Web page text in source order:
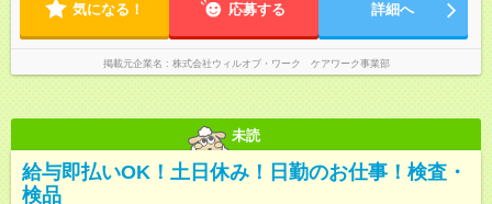
気になる！ 応募する 詳細へ
掲載元企業名 株式会社ウィルオブ・ワーク ケアワーク事業部
未読
給与即払いOK！土日休み！日勤のお仕事！検査・
検品